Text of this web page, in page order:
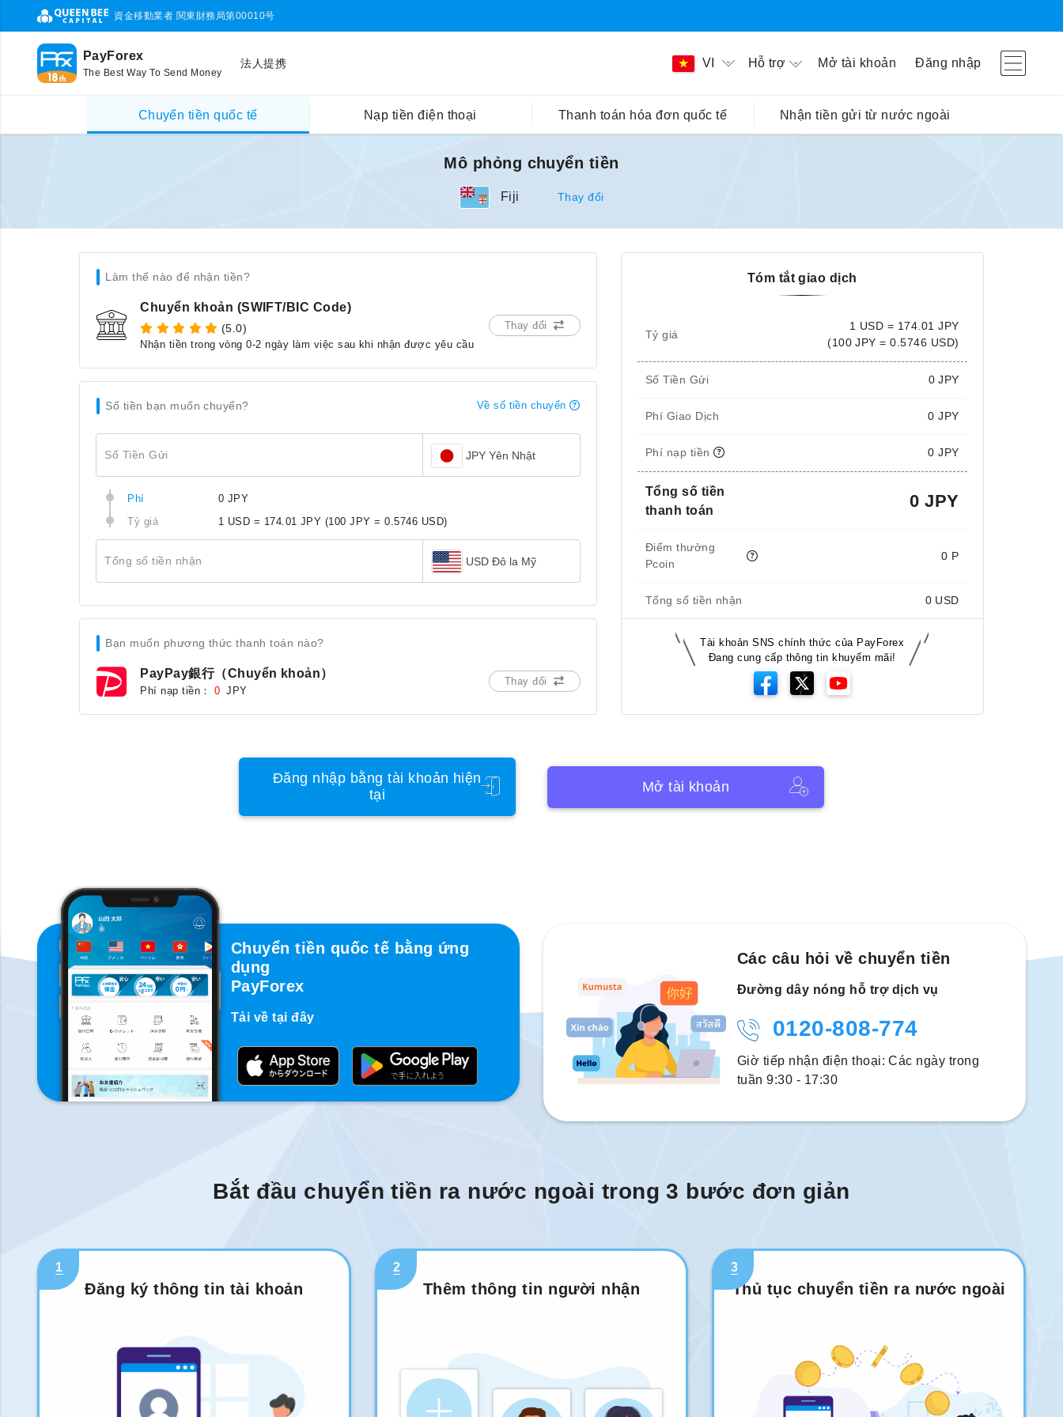
資金移動業者 関東財務局第00010号
PayForex
The Best Way To Send Money
法人提携 VI Hỗ trợ Mở tài khoản Đăng nhập
Chuyển tiền quốc tế Nạp tiền điện thoại Thanh toán hóa đơn quốc tế Nhận tiền gửi từ nước ngoài
Mô phỏng chuyển tiền
Fiji Thay đổi
Làm thế nào để nhận tiền?
Chuyển khoản (SWIFT/BIC Code)
(5.0)
Nhận tiền trong vòng 0-2 ngày làm việc sau khi nhận được yêu cầu
Thay đổi
Số tiền bạn muốn chuyển? Về số tiền chuyển
Số Tiền Gửi JPY Yên Nhật
Phí
0 JPY
Tỷ giá
1 USD = 174.01 JPY (100 JPY = 0.5746 USD)
Tổng số tiền nhận USD Đô la Mỹ
Bạn muốn phương thức thanh toán nào?
PayPay銀行（Chuyển khoản）
Phí nạp tiền： 0 JPY
Thay đổi
Tóm tắt giao dịch
Tỷ giá
1 USD = 174.01 JPY
(100 JPY = 0.5746 USD)
Số Tiền Gửi 0 JPY
Phí Giao Dịch 0 JPY
Phí nạp tiền 0 JPY
Tổng số tiền
thanh toán
0 JPY
Điểm thưởng
Pcoin
0 P
Tổng số tiền nhận 0 USD
Tài khoản SNS chính thức của PayForex
Đang cung cấp thông tin khuyếm mãi!
Đăng nhập bằng tài khoản hiện
tại
Mở tài khoản
Chuyển tiền quốc tế bằng ứng
dụng
PayForex
Tải về tại đây
Các câu hỏi về chuyển tiền
Đường dây nóng hỗ trợ dịch vụ
0120-808-774
Giờ tiếp nhận điện thoại: Các ngày trong
tuần 9:30 - 17:30
Bắt đầu chuyển tiền ra nước ngoài trong 3 bước đơn giản
1
Đăng ký thông tin tài khoản
2
Thêm thông tin người nhận
3
Thủ tục chuyển tiền ra nước ngoài